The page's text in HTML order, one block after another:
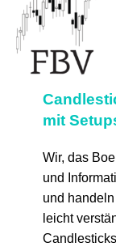
mit
Wir, das
und
und
leicht